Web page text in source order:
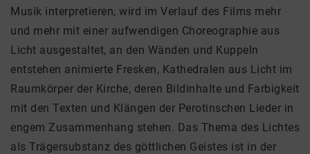
Musik interpretieren, wird im Verlauf des Films mehr
und mehr mit einer aufwendigen Choreographie aus
Licht ausgestaltet, an den Wänden und Kuppeln
entstehen animierte Fresken, Kathedralen aus Licht im
Raumkörper der Kirche, deren Bildinhalte und Farbigkeit
mit den Texten und Klängen der Perotinschen Lieder in
engem Zusammenhang stehen. Das Thema des Lichtes
als Trägersubstanz des göttlichen Geistes ist in der